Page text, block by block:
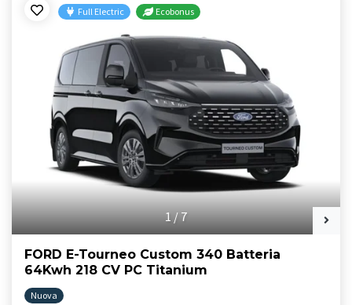
1/7
Full Electric Ecobonus
FORD E-Tourneo Custom 340 Batteria
64Kwh 218 CV PC Titanium
Nuova